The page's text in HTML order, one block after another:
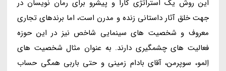
این روش یک استراتژی کارا و پیشرو برای رمان نویسان در
جهت خلق آثار داستانی زنده و مدرن است، اما برندهای تجاری
معروف و شخصیت های سینمایی شاخص نیز در این حوزه
فعالیت های چشمگیری دارند. به عنوان مثال شخصیت های
اِلمو، سوپرمن، آقای بادام زمینی و حتی باربی همگی حساب